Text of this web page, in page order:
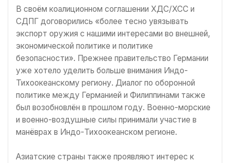
В своём коалиционном соглашении ХДС/ХСС и
СДПГ договорились «более тесно увязывать
экспорт оружия с нашими интересами во внешней,
экономической политике и политике
безопасности». Прежнее правительство Германии
уже хотело уделить больше внимания Индо-
Тихоокеанскому региону. Диалог по оборонной
политике между Германией и Филиппинами также
был возобновлён в прошлом году. Военно-морские
и военно-воздушные силы принимали участие в
манёврах в Индо-Тихоокеанском регионе.
Азиатские страны также проявляют интерес к